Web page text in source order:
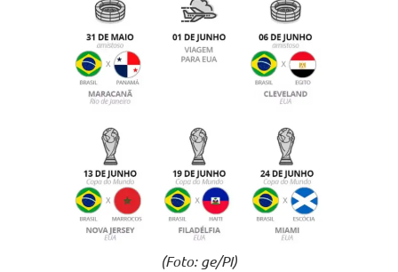
(Foto: ge/PI)